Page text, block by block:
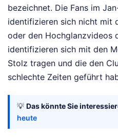
bezeichnet. Die Fans im
identifizieren sich nicht mit
oder den Hochglanzvideos
identifizieren sich mit den
Stolz tragen und die den
schlechte Zeiten geführt
💡 Das könnte Sie
heute